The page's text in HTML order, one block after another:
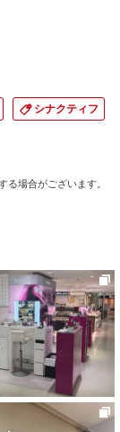
シナクティフ
場合がございます。